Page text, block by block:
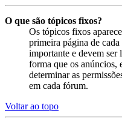
O que são tópicos fixos?
Os tópicos fixos
primeira página de
importante e devem ser
forma que os anúncios,
determinar as
em cada fórum.
Voltar ao topo